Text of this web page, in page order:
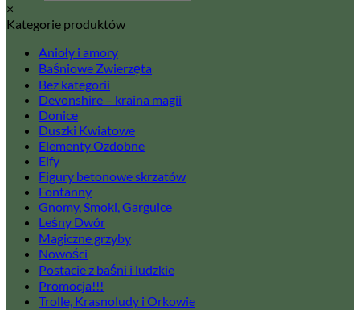
×
Kategorie produktów
Anioły i amory
Baśniowe Zwierzęta
Bez kategorii
Devonshire – kraina magii
Donice
Duszki Kwiatowe
Elementy Ozdobne
Elfy
Figury betonowe skrzatów
Fontanny
Gnomy, Smoki, Gargulce
Leśny Dwór
Magiczne grzyby
Nowości
Postacie z baśni i ludzkie
Promocja!!!
Trolle, Krasnoludy i Orkowie